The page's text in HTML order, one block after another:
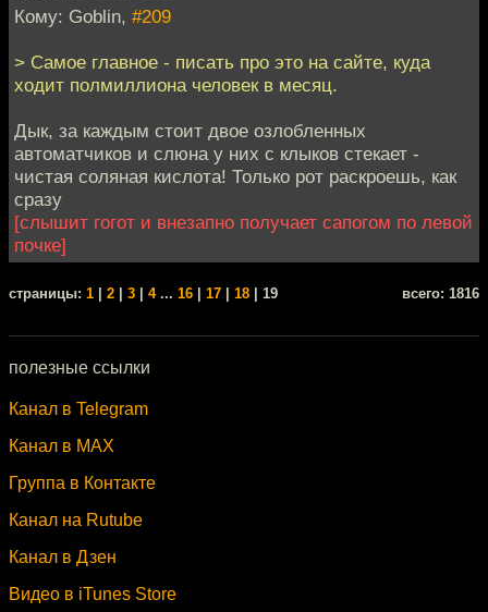
Кому: Goblin, #209
> Самое главное - писать про это на сайте, куда
ходит полмиллиона человек в месяц.
Дык, за каждым стоит двое озлобленных
автоматчиков и слюна у них с клыков стекает -
чистая соляная кислота! Только рот раскроешь, как
сразу
[слышит гогот и внезапно получает сапогом по левой
почке]
cтраницы: 1 2 3 4... 16 17 18 | 19 всего: 1816
полезные ссылки
Канал в Telegram
Канал в MAX
Группа в Контакте
Канал на Rutube
Канал в Дзен
Видео в iTunes Store